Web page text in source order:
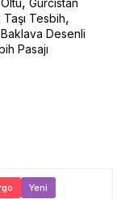
Gürcistan
Tesbih,
Baklava Desenli
Pasajı
Yeni